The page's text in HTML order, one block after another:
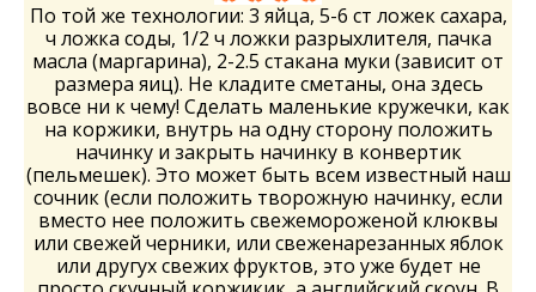
По той же технологии: 3 яйца, 5-6 ст ложек сахара,
ч ложка соды, 1/2 ч ложки разрыхлителя, пачка
масла (маргарина), 2-2.5 стакана муки (зависит от
размера яиц). Не кладите сметаны, она здесь
вовсе ни к чему! Сделать маленькие кружечки, как
на коржики, внутрь на одну сторону положить
начинку и закрыть начинку в конвертик
(пельмешек). Это может быть всем известный наш
сочник (если положить творожную начинку, если
вместо нее положить свежемороженой клюквы
или свежей черники, или свеженарезанных яблок
или другух свежих фруктов, это уже будет не